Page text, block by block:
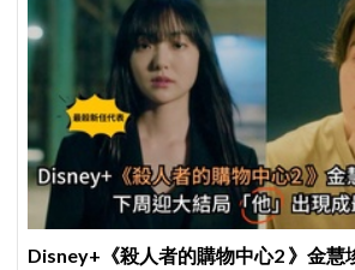
Disney+《殺人者的購物中心2 》金慧